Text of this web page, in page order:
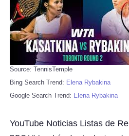
Source: TennisTemple
Bing Search Trend: Elena Rybakina
Google Search Trend: Elena Rybakina
YouTube Noticias Listas de